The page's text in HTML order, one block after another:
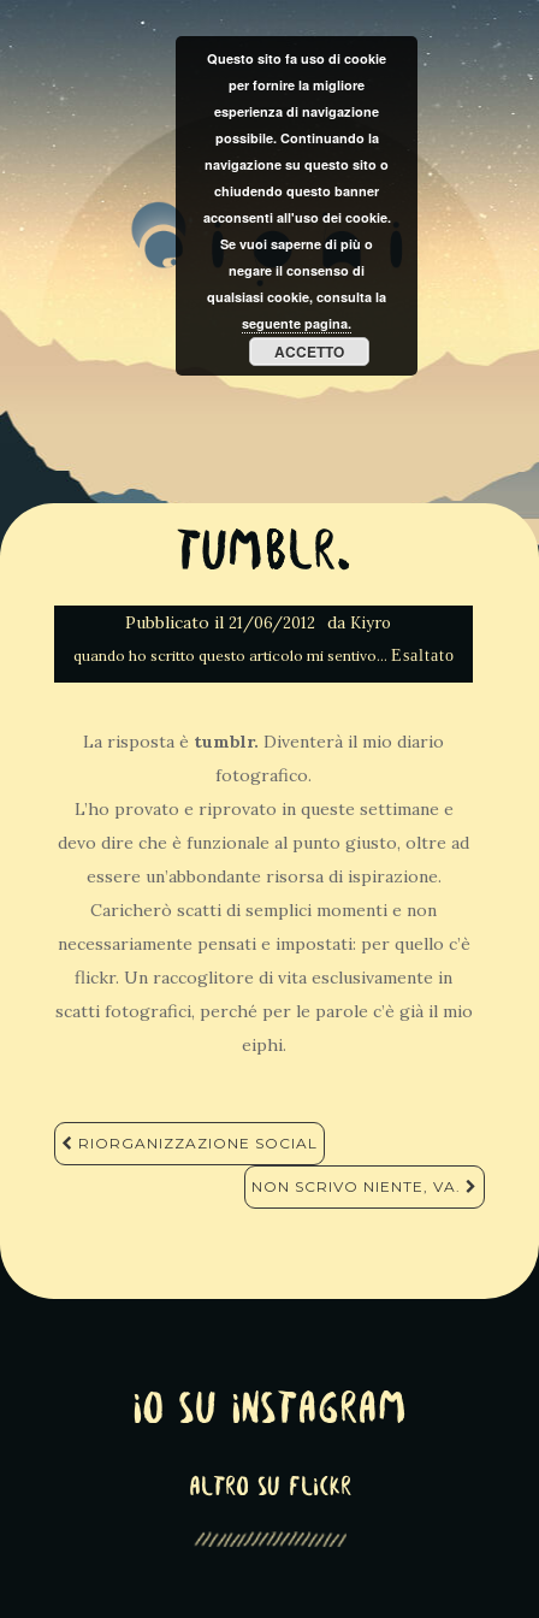
Tumblr.
Pubblicato il 21/06/2012 da Kiyro
Esaltato
La risposta è tumblr. Diventerà il mio diario
fotografico.
L’ho provato e riprovato in queste settimane e
devo dire che è funzionale al punto giusto, oltre ad
essere un’abbondante risorsa di ispirazione.
Caricherò scatti di semplici momenti e non
necessariamente pensati e impostati: per quello c’è
flickr. Un raccoglitore di vita esclusivamente in
scatti fotografici, perché per le parole c’è già il mio
eiphi.
Navigazione
articoli
RIORGANIZZAZIONE SOCIAL
NON SCRIVO NIENTE, VA.
Io su Instagram
altro su Flickr
Questo sito fa uso di cookie
per fornire la migliore
esperienza di navigazione
possibile. Continuando la
navigazione su questo sito o
chiudendo questo banner
acconsenti all'uso dei cookie.
Se vuoi saperne di più o
negare il consenso di
qualsiasi cookie, consulta la
seguente pagina.
ACCETTO